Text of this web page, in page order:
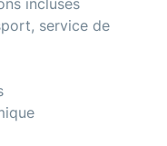
service de